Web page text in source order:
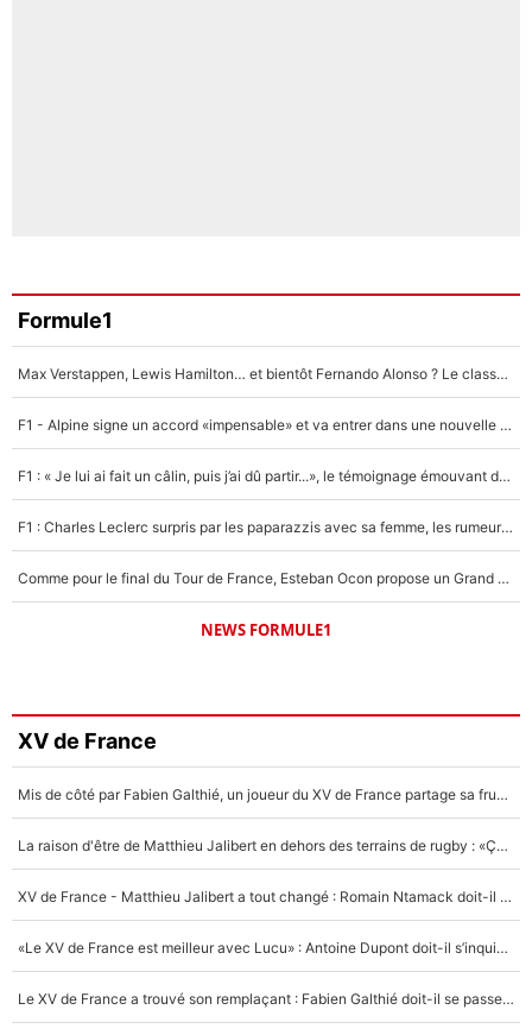
Formule1
Max Verstappen, Lewis Hamilton… et bientôt Fernando Alonso ? Le classement des pilotes les mieux payés en Formule 1 risque de changer !
F1 - Alpine signe un accord «impensable» et va entrer dans une nouvelle dimension : Grande nouvelle pour Pierre Gasly !
F1 : « Je lui ai fait un câlin, puis j’ai dû partir...», le témoignage émouvant de Max Verstappen sur sa fille
F1 : Charles Leclerc surpris par les paparazzis avec sa femme, les rumeurs étaient vraies !
Comme pour le final du Tour de France, Esteban Ocon propose un Grand Prix de Formule 1 à Paris : «Autour de l’Arc de Triomphe, ce serait génial» !
NEWS FORMULE1
XV de France
Mis de côté par Fabien Galthié, un joueur du XV de France partage sa frustration : «ils ne me l’ont pas dit tout de suite»
La raison d'être de Matthieu Jalibert en dehors des terrains de rugby : «Ça m'atteint autant que si tu touches à un membre de ma famille»
XV de France - Matthieu Jalibert a tout changé : Romain Ntamack doit-il s’inquiéter pour sa place à un an de la Coupe du monde ?
«Le XV de France est meilleur avec Lucu» : Antoine Dupont doit-il s’inquiéter pour sa place ?
Le XV de France a trouvé son remplaçant : Fabien Galthié doit-il se passer d'Antoine Dupont ?